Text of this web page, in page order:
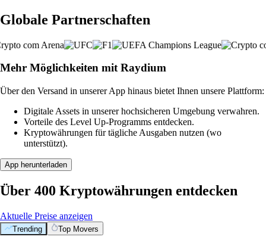
Globale Partnerschaften
Mehr Möglichkeiten mit Raydium
Über den Versand in unserer App hinaus bietet Ihnen unsere Plattform:
Digitale Assets in unserer hochsicheren Umgebung verwahren.
Vorteile des Level Up-Programms entdecken.
Kryptowährungen für tägliche Ausgaben nutzen (wo
unterstützt).
App herunterladen
Über 400 Kryptowährungen entdecken
Aktuelle Preise anzeigen
Trending Top Movers